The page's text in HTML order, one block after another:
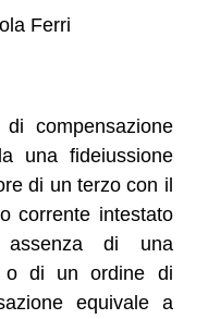
Ferri
compensazione
una fideiussione
di un terzo con il
corrente intestato
di una
o di un ordine di
equivale a